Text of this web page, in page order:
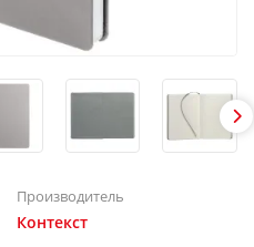
Производитель
Контекст